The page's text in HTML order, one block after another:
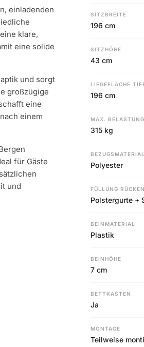
einladenden
klare,
eine solide
und sorgt
großzügige
eine
einem
für Gäste
und
SITZBREITE
196 cm
SITZHÖHE
43 cm
LIEGEFLÄCHE
196 cm
MAX. BELASTUNG
315 kg
BEZUGSMATERIAL
Polyester
FÜLLUNG RÜCKEN
Polstergurte +
BEINMATERIAL
Plastik
BEINHÖHE
7 cm
BETTKASTEN
Ja
MONTAGE
Teilweise